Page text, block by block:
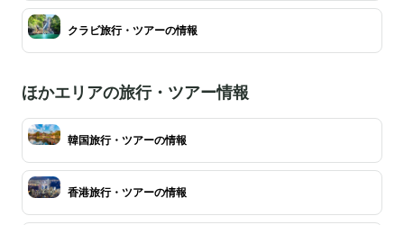
クラビ旅行・ツアーの情報
ほかエリアの旅行・ツアー情報
韓国旅行・ツアーの情報
香港旅行・ツアーの情報